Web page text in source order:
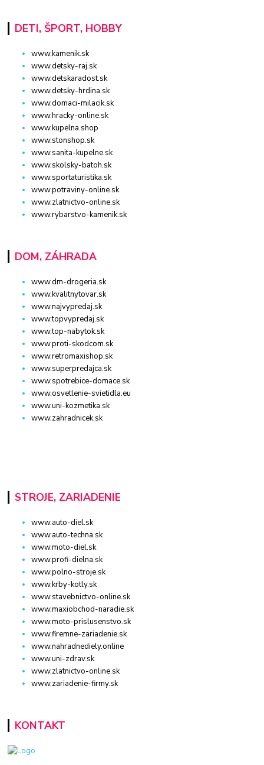
DETI, ŠPORT, HOBBY
www.kamenik.sk
www.detsky-raj.sk
www.detskaradost.sk
www.detsky-hrdina.sk
www.domaci-milacik.sk
www.hracky-online.sk
www.kupelna.shop
www.stonshop.sk
www.sanita-kupelne.sk
www.skolsky-batoh.sk
www.sportaturistika.sk
www.potraviny-online.sk
www.zlatnictvo-online.sk
www.rybarstvo-kamenik.sk
DOM, ZÁHRADA
www.dm-drogeria.sk
www.kvalitnytovar.sk
www.najvypredaj.sk
www.topvypredaj.sk
www.top-nabytok.sk
www.proti-skodcom.sk
www.retromaxishop.sk
www.superpredajca.sk
www.spotrebice-domace.sk
www.osvetlenie-svietidla.eu
www.uni-kozmetika.sk
www.zahradnicek.sk
STROJE, ZARIADENIE
www.auto-diel.sk
www.auto-techna.sk
www.moto-diel.sk
www.profi-dielna.sk
www.polno-stroje.sk
www.krby-kotly.sk
www.stavebnictvo-online.sk
www.maxiobchod-naradie.sk
www.moto-prislusenstvo.sk
www.firemne-zariadenie.sk
www.nahradnediely.online
www.uni-zdrav.sk
www.zlatnictvo-online.sk
www.zariadenie-firmy.sk
KONTAKT